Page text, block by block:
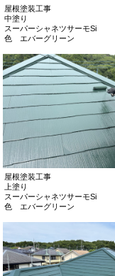
屋根塗装工事
中塗り
スーパーシャネツサーモSi
色 エバーグリーン
屋根塗装工事
上塗り
スーパーシャネツサーモSi
色 エバーグリーン